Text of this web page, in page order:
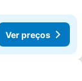
Ver preços
favoritos